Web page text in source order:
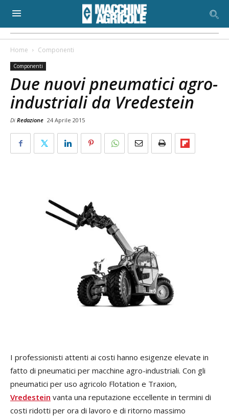
Home Componenti
Componenti
Due nuovi pneumatici agro-
industriali da Vredestein
Di Redazione 24 Aprile 2015
I professionisti attenti ai costi hanno esigenze elevate in
fatto di pneumatici per macchine agro-industriali. Con gli
pneumatici per uso agricolo Flotation e Traxion,
Vredestein vanta una reputazione eccellente in termini di
costi ridotti per ora di lavoro e di ritorno massimo